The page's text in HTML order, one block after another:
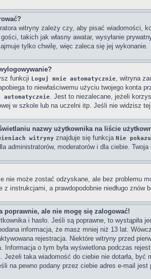
witryny zależy czy, aby pisać wiadomości,
takich jak własny awatar, wysyłanie
tylko chwilę, więc zaleca się jej wykonanie.
funkcji Loguj mnie automatycznie, witryna
to niewłaściwemu użyciu twojego konta
automatycznie. Jest to niezalecane, jeżeli
w szkole lub na uczelni itp. Jeśli nie widzisz
nazwy użytkownika na liście
witryny znajduje się funkcja Nie
administratorów, moderatorów i dla ciebie.
nie może zostać odzyskane, ale bez problemu
z instrukcjami, a prawdopodobnie niedługo znów
poprawnie, ale nie mogę się zalogować!
i hasło. Jeśli są poprawne, to wystąpiła
informacja, że masz mniej niż 13 lat.
rejestracja. Niektóre witryny przed
Informacja o tym była wyświetlona podczas
taka wiadomość do ciebie nie dotarła, być
na pewno podany przez ciebie adres e-mail